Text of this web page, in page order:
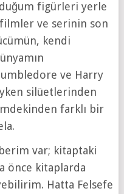
figürleri yerle
ve serinin son
kendi
ve Harry
silüetlerinden
farklı bir
var; kitaptaki
önce kitaplarda
Hatta Felsefe